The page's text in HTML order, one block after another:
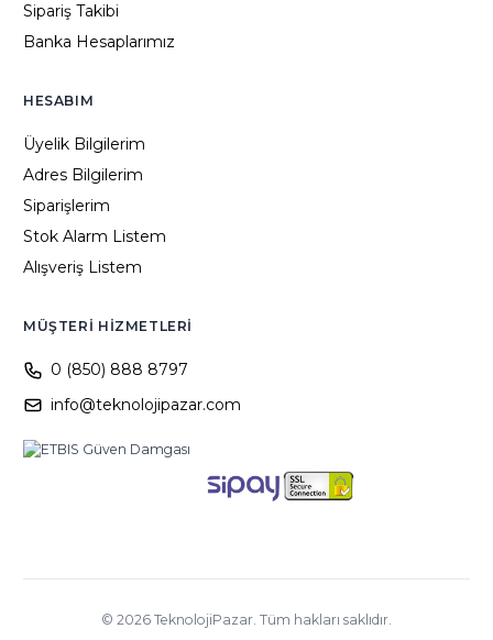
Sipariş Takibi
Banka Hesaplarımız
HESABIM
Üyelik Bilgilerim
Adres Bilgilerim
Siparişlerim
Stok Alarm Listem
Alışveriş Listem
MÜŞTERI HIZMETLERI
0 (850) 888 8797
info@teknolojipazar.com
© 2026 TeknolojiPazar. Tüm hakları saklıdır.